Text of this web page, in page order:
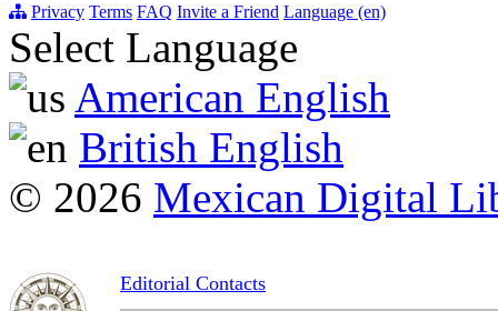
Privacy Terms FAQ Invite a Friend Language (en)
Select Language
American English
British English
© 2026 Mexican Digital
Editorial Contacts